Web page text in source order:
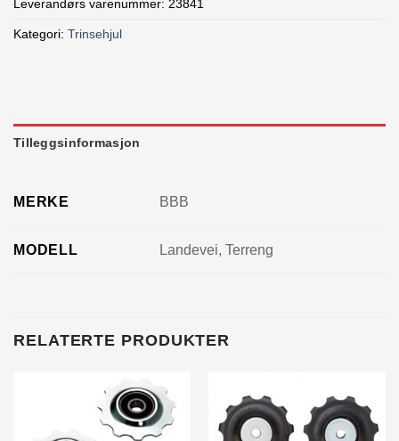
Leverandørs varenummer: 23841
Kategori: Trinsehjul
Tilleggsinformasjon
MERKE BBB
MODELL Landevei, Terreng
RELATERTE PRODUKTER